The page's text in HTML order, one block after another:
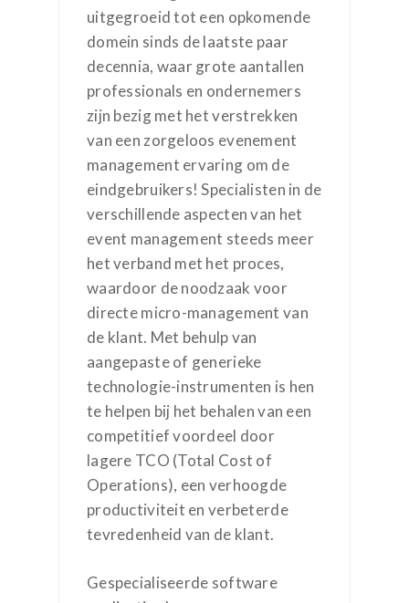
uitgegroeid tot een opkomende
domein sinds de laatste paar
decennia, waar grote aantallen
professionals en ondernemers
zijn bezig met het verstrekken
van een zorgeloos evenement
management ervaring om de
eindgebruikers! Specialisten in de
verschillende aspecten van het
event management steeds meer
het verband met het proces,
waardoor de noodzaak voor
directe micro-management van
de klant. Met behulp van
aangepaste of generieke
technologie-instrumenten is hen
te helpen bij het behalen van een
competitief voordeel door
lagere TCO (Total Cost of
Operations), een verhoogde
productiviteit en verbeterde
tevredenheid van de klant.
Gespecialiseerde software